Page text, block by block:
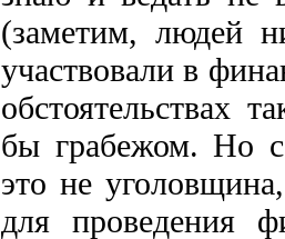
(заметим, людей
участвовали в
обстоятельствах
бы грабежом. Но с
это не
для проведения